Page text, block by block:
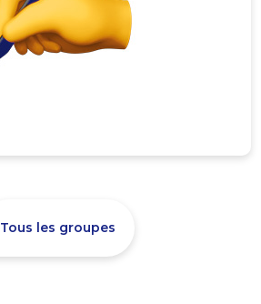
Tous les groupes